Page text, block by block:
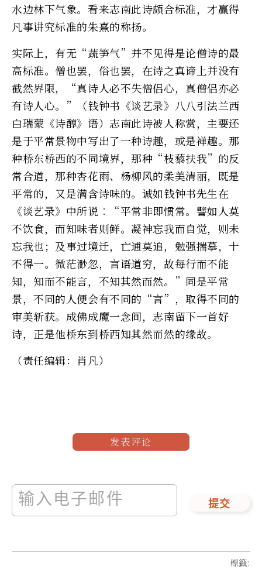
水边林下气象。看来志南此诗颇合标准，才赢得
凡事讲究标准的朱熹的称扬。
实际上，有无“蔬笋气”并不见得是论僧诗的最
高标准。僧也罢，俗也罢，在诗之真谛上并没有
截然界限，“真诗人必不失僧侣心，真僧侣亦必
有诗人心。”（钱钟书《谈艺录》八八引法兰西
白瑞蒙《诗醇》语）志南此诗被人称赏，主要还
是于平常景物中写出了一种诗趣，或是禅趣。那
种桥东桥西的不同境界，那种“枝藜扶我”的反
常合道，那种杏花雨、杨柳风的柔美清丽，既是
平常的，又是满含诗味的。诚如钱钟书先生在
《谈艺录》中所说︰“平常非即惯常。譬如人莫
不饮食，而知味者则鲜。凝神忘我而自觉，则未
忘我也；及事过境迁，亡逋莫追，勉强揣摹，十
不得一。微茫渺忽，言语道穷，故每行而不能
知，知而不能言，不知其然而然。”同是平常
景，不同的人便会有不同的“言”，取得不同的
审美斩获。成佛成魔一念间，志南留下一首好
诗，正是他桥东到桥西知其然而然的缘故。
（责任编辑：肖凡）
发表评论
提交
標籤: